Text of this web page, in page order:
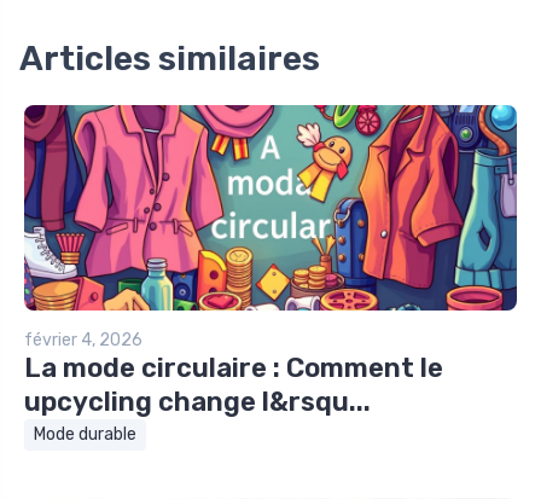
Articles similaires
février 4, 2026
La mode circulaire : Comment le
upcycling change l&rsqu...
Mode durable